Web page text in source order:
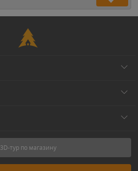
3D-тур по магазину